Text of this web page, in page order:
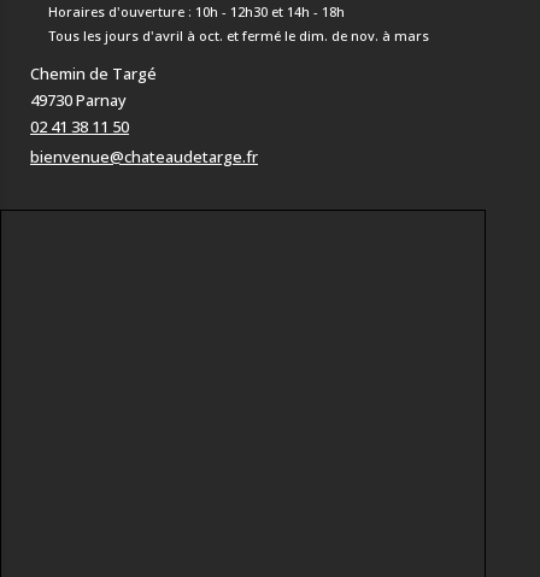
Horaires d'ouverture : 10h - 12h30 et 14h - 18h
Tous les jours d'avril à oct. et fermé le dim. de nov. à mars
Chemin de Targé
49730 Parnay
02 41 38 11 50
bienvenue@chateaudetarge.fr